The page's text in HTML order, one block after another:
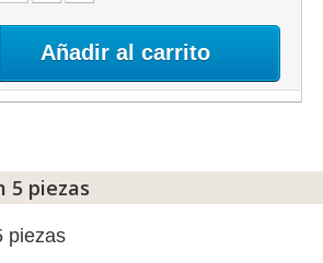
Añadir al carrito
5 piezas
piezas